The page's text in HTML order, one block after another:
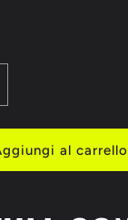
al carrello